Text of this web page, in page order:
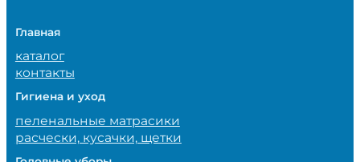
Главная
каталог
контакты
Гигиена и уход
пеленальные матрасики
расчески, кусачки, щетки